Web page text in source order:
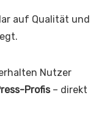
auf Qualität und
Nutzer
Profis– direkt